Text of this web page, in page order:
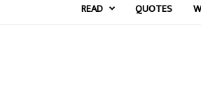
READ QUOTES